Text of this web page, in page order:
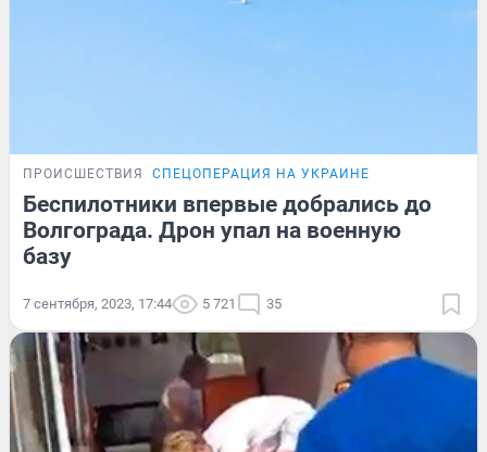
ПРОИСШЕСТВИЯ СПЕЦОПЕРАЦИЯ НА УКРАИНЕ
Беспилотники впервые добрались до
Волгограда. Дрон упал на военную
базу
7 сентября, 2023, 17:44 5 721 35